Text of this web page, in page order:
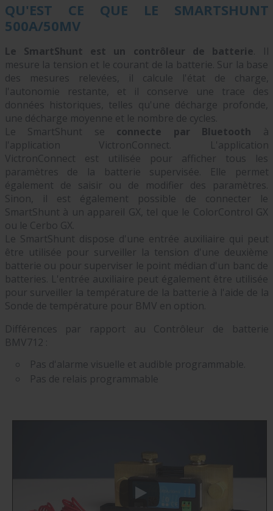
QU'EST CE QUE LE SMARTSHUNT
500A/50MV
Le SmartShunt est un contrôleur de batterie. Il
mesure la tension et le courant de la batterie. Sur la base
des mesures relevées, il calcule l'état de charge,
l'autonomie restante, et il conserve une trace des
données historiques, telles qu'une décharge profonde,
une décharge moyenne et le nombre de cycles.
Le SmartShunt se connecte par Bluetooth à
l'application VictronConnect. L'application
VictronConnect est utilisée pour afficher tous les
paramètres de la batterie supervisée. Elle permet
également de saisir ou de modifier des paramètres.
Sinon, il est également possible de connecter le
SmartShunt à un appareil GX, tel que le ColorControl GX
ou le Cerbo GX.
Le SmartShunt dispose d'une entrée auxiliaire qui peut
être utilisée pour surveiller la tension d'une deuxième
batterie ou pour superviser le point médian d'un banc de
batteries. L'entrée auxiliaire peut également être utilisée
pour surveiller la température de la batterie à l'aide de la
Sonde de température pour BMV en option.
Différences par rapport au Contrôleur de batterie
BMV712 :
Pas d'alarme visuelle et audible programmable.
Pas de relais programmable